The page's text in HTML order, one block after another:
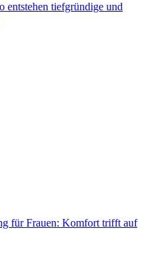
entstehen tiefgründige und
für Frauen: Komfort trifft auf